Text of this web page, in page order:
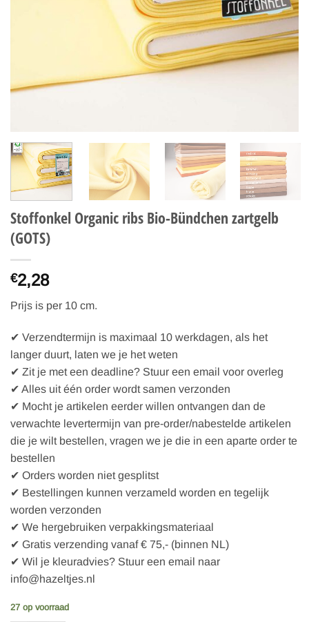
Stoffonkel Organic ribs Bio-Bündchen zartgelb
(GOTS)
€2,28
Prijs is per 10 cm.
✔ Verzendtermijn is maximaal 10 werkdagen, als het
langer duurt, laten we je het weten
✔ Zit je met een deadline? Stuur een email voor overleg
✔ Alles uit één order wordt samen verzonden
✔ Mocht je artikelen eerder willen ontvangen dan de
verwachte levertermijn van pre-order/nabestelde artikelen
die je wilt bestellen, vragen we je die in een aparte order te
bestellen
✔ Orders worden niet gesplitst
✔ Bestellingen kunnen verzameld worden en tegelijk
worden verzonden
✔ We hergebruiken verpakkingsmateriaal
✔ Gratis verzending vanaf € 75,- (binnen NL)
✔ Wil je kleuradvies? Stuur een email naar
info@hazeltjes.nl
27 op voorraad